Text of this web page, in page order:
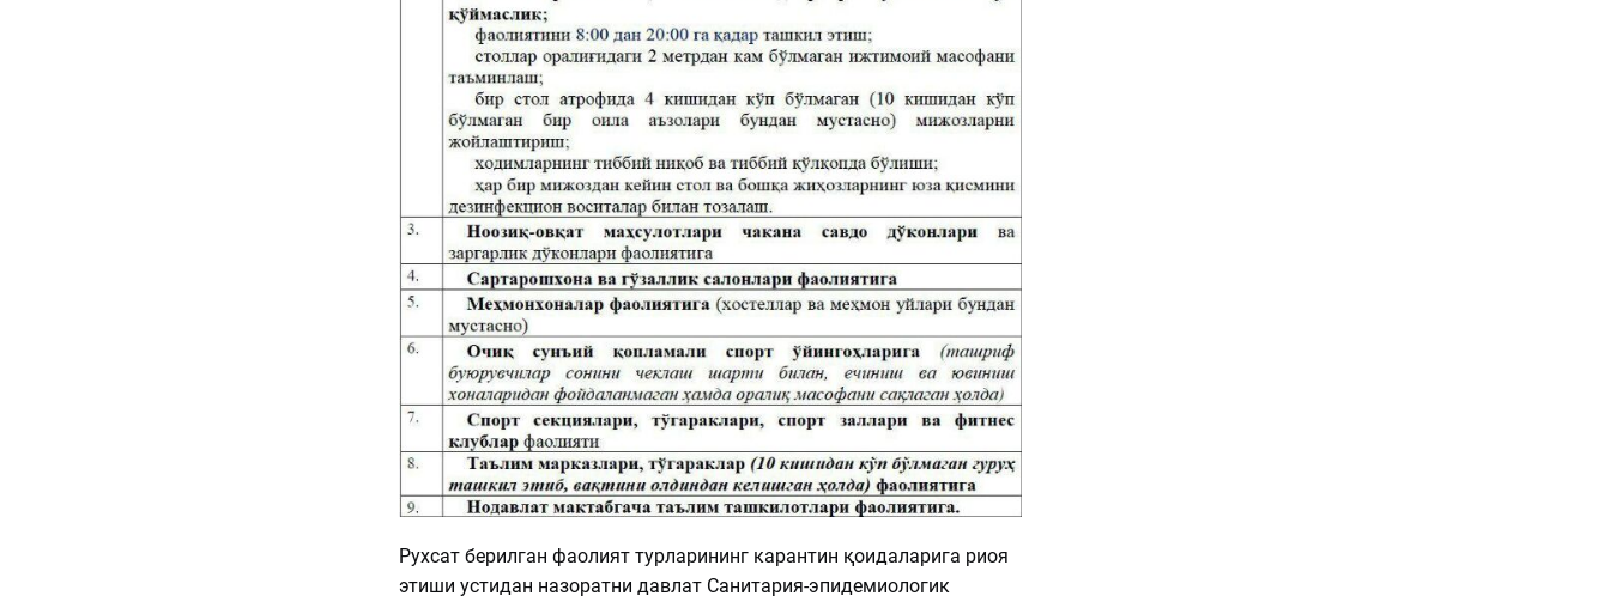
Рухсат берилган фаолият турларининг карантин қоидаларига риоя
этиши устидан назоратни давлат Санитария-эпидемиологик